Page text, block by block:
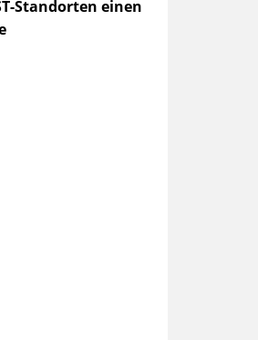
Standorten einen